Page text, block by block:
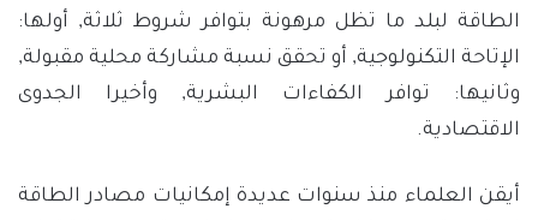
الطاقة لبلد ما تظل مرهونة بتوافر شروط ثلاثة, أولها:
الإتاحة التكنولوجية, أو تحقق نسبة مشاركة محلية مقبولة,
وثانيها: توافر الكفاءات البشرية, وأخيرا الجدوى
الاقتصادية.
أيقن العلماء منذ سنوات عديدة إمكانيات مصادر الطاقة